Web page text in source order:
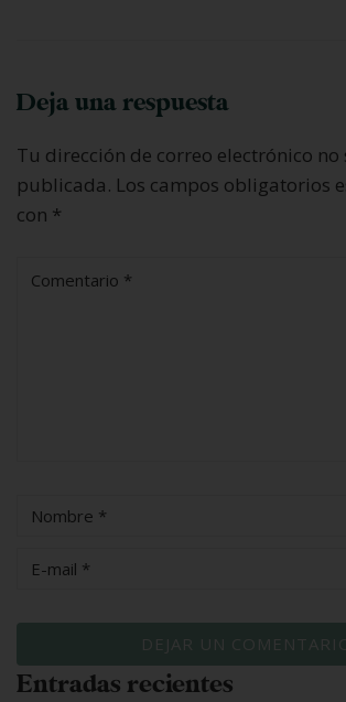
Deja una respuesta
Tu dirección de correo electrónico no
publicada. Los campos obligatorios
con *
Entradas recientes